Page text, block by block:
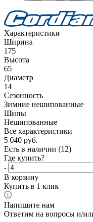
Характеристики
Ширина
175
Высота
65
Диаметр
14
Сезонность
Зимние нешипованные
Шипы
Нешипованные
Все характеристики
5 040 руб.
Есть в наличии (12)
Где купить?
-
В корзину
Купить в 1 клик
Напишите нам
Ответим на вопросы и/